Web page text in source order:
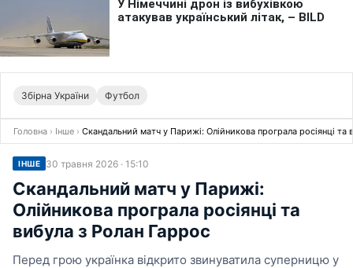
Збірна України Футбол
Головна › Інше › Скандальний матч у Парижі: Олійникова програла росіянці та
ІНШЕ 30 травня 2026 · 15:10
Скандальний матч у Парижі:
Олійникова програла росіянці та
вибула з Ролан Гаррос
Перед грою українка відкрито звинуватила суперницю у